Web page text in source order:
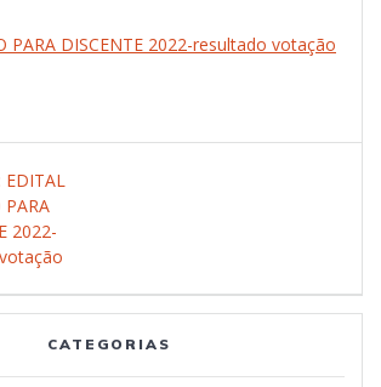
PARA DISCENTE 2022-resultado votação
Post
anterior:
EDITAL
PARA
2022-
CATEGORIAS